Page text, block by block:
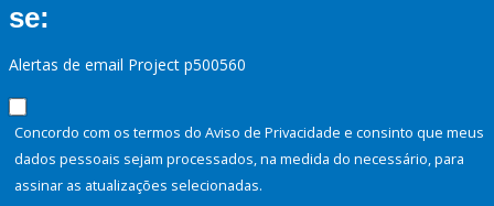
se:
Alertas de email Project p500560
Concordo com os termos do Aviso de Privacidade e consinto que meus
dados pessoais sejam processados, na medida do necessário, para
assinar as atualizações selecionadas.